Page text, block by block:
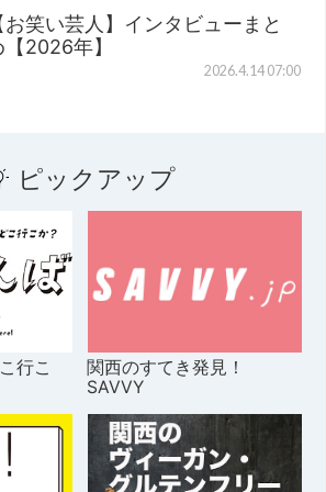
お笑い芸人】インタビューまと
【2026年】
2026.4.14 07:00
ピックアップ
行こ
関西のすてき発見！
SAVVY